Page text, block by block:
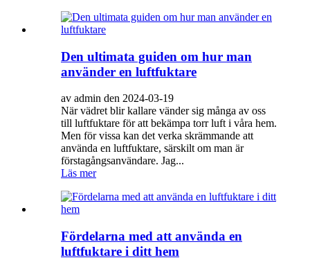
Den ultimata guiden om hur man
använder en luftfuktare
av admin den 2024-03-19
När vädret blir kallare vänder sig många av oss
till luftfuktare för att bekämpa torr luft i våra hem.
Men för vissa kan det verka skrämmande att
använda en luftfuktare, särskilt om man är
förstagångsanvändare. Jag...
Läs mer
Fördelarna med att använda en
luftfuktare i ditt hem